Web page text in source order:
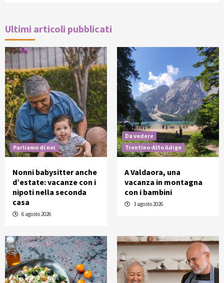
Ultimi articoli pubblicati
Parliamo di noi
Nonni babysitter anche
d’estate: vacanze con i
nipoti nella seconda
casa
6 agosto 2026
Da vedere
Trentino-Alto Adige
A Valdaora, una
vacanza in montagna
con i bambini
3 agosto 2026